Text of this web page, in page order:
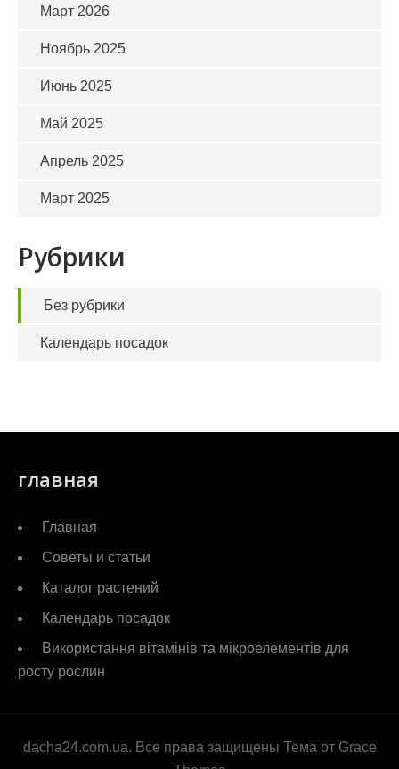
Март 2026
Ноябрь 2025
Июнь 2025
Май 2025
Апрель 2025
Март 2025
Рубрики
Без рубрики
Календарь посадок
главная
Главная
Советы и статьи
Каталог растений
Календарь посадок
Використання вітамінів та мікроелементів для
росту рослин
dacha24.com.ua. Все права защищены Тема от Grace